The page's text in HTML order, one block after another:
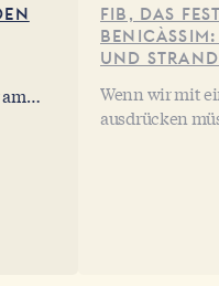
des
FIB, DAS
UND STRAND
Wenn wir mit
ausdrücken